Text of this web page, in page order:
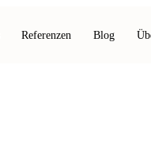
Referenzen Blog